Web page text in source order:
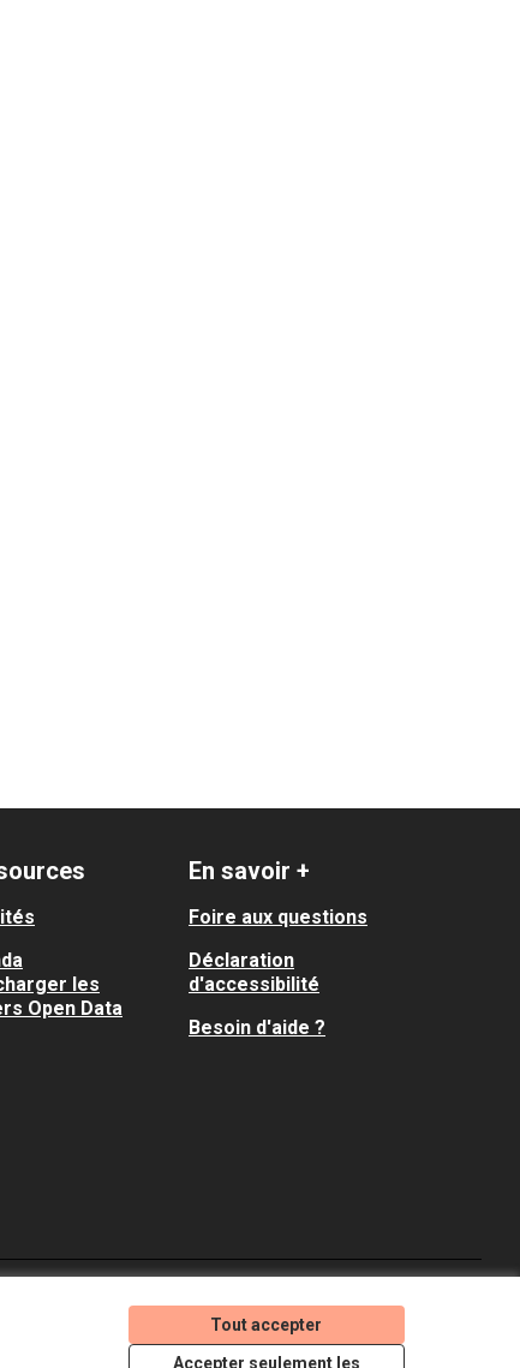
Tout accepter
Accepter seulement les
/ Gramont / Amouroux
les
Open Data
En savoir +
Foire aux questions
Déclaration
d'accessibilité
Besoin d'aide ?
(Lien externe)
(Lien externe)
(Lien externe)